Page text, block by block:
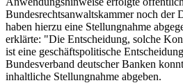
Bundesrechtsanwaltskammer noch der
haben hierzu eine Stellungnahme
erklärte: "Die Entscheidung, solche
ist eine geschäftspolitische
Bundesverband deutscher Banken
inhaltliche Stellungnahme abgeben.